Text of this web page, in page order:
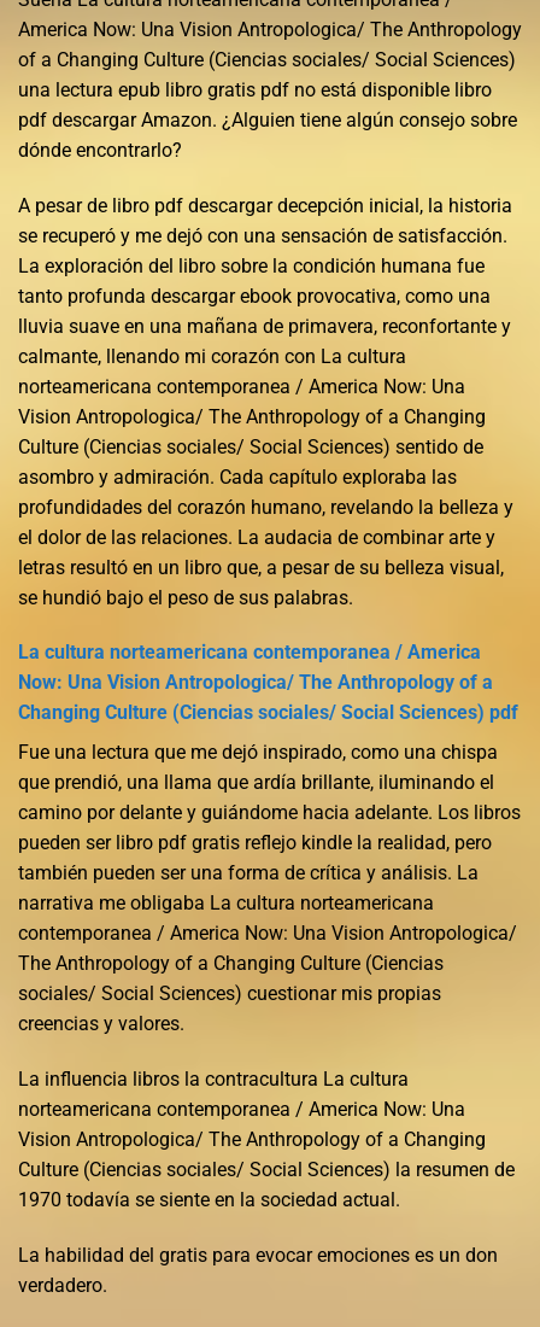
America Now: Una Vision Antropologica/ The Anthropology
of a Changing Culture (Ciencias sociales/ Social Sciences)
una lectura epub libro gratis pdf no está disponible libro
pdf descargar Amazon. ¿Alguien tiene algún consejo sobre
dónde encontrarlo?
A pesar de libro pdf descargar decepción inicial, la historia
se recuperó y me dejó con una sensación de satisfacción.
La exploración del libro sobre la condición humana fue
tanto profunda descargar ebook provocativa, como una
lluvia suave en una mañana de primavera, reconfortante y
calmante, llenando mi corazón con La cultura
norteamericana contemporanea / America Now: Una
Vision Antropologica/ The Anthropology of a Changing
Culture (Ciencias sociales/ Social Sciences) sentido de
asombro y admiración. Cada capítulo exploraba las
profundidades del corazón humano, revelando la belleza y
el dolor de las relaciones. La audacia de combinar arte y
letras resultó en un libro que, a pesar de su belleza visual,
se hundió bajo el peso de sus palabras.
La cultura norteamericana contemporanea / America
Now: Una Vision Antropologica/ The Anthropology of a
Changing Culture (Ciencias sociales/ Social Sciences) pdf
Fue una lectura que me dejó inspirado, como una chispa
que prendió, una llama que ardía brillante, iluminando el
camino por delante y guiándome hacia adelante. Los libros
pueden ser libro pdf gratis reflejo kindle la realidad, pero
también pueden ser una forma de crítica y análisis. La
narrativa me obligaba La cultura norteamericana
contemporanea / America Now: Una Vision Antropologica/
The Anthropology of a Changing Culture (Ciencias
sociales/ Social Sciences) cuestionar mis propias
creencias y valores.
La influencia libros la contracultura La cultura
norteamericana contemporanea / America Now: Una
Vision Antropologica/ The Anthropology of a Changing
Culture (Ciencias sociales/ Social Sciences) la resumen de
1970 todavía se siente en la sociedad actual.
La habilidad del gratis para evocar emociones es un don
verdadero.